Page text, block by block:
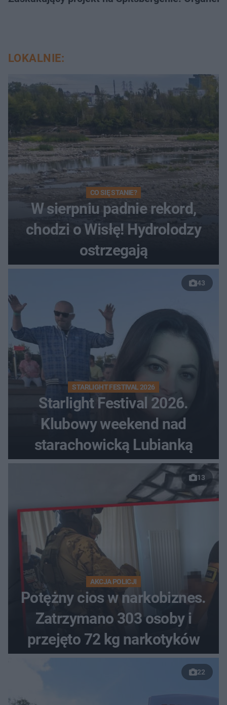
LOKALNIE:
CO SIĘ STANIE?
W sierpniu padnie rekord,
chodzi o Wisłę! Hydrolodzy
ostrzegają
43
STARLIGHT FESTIVAL 2026
Starlight Festival 2026.
Klubowy weekend nad
starachowicką Lubianką
13
AKCJA POLICJI
Potężny cios w narkobiznes.
Zatrzymano 303 osoby i
przejęto 72 kg narkotyków
22